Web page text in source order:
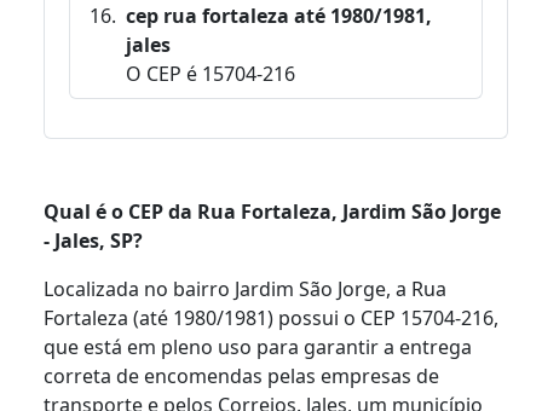
cep rua fortaleza até 1980/1981,
jales
O CEP é 15704-216
Qual é o CEP da Rua Fortaleza, Jardim São Jorge
- Jales, SP?
Localizada no bairro Jardim São Jorge, a Rua
Fortaleza (até 1980/1981) possui o CEP 15704-216,
que está em pleno uso para garantir a entrega
correta de encomendas pelas empresas de
transporte e pelos Correios. Jales, um município